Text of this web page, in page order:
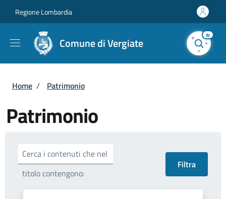
Regione Lombardia
Comune di Vergiate
AI
Briciole di pane
Home / Patrimonio
Patrimonio
Cerca i contenuti che nel
titolo contengono: